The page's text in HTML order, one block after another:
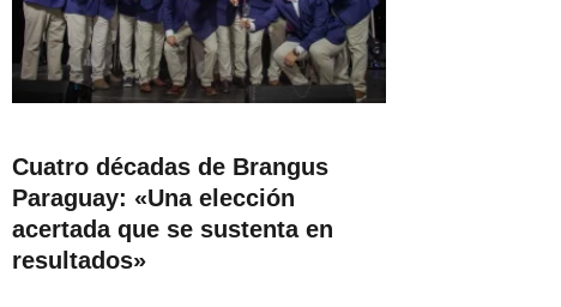
Cuatro décadas de Brangus
Paraguay: «Una elección
acertada que se sustenta en
resultados»